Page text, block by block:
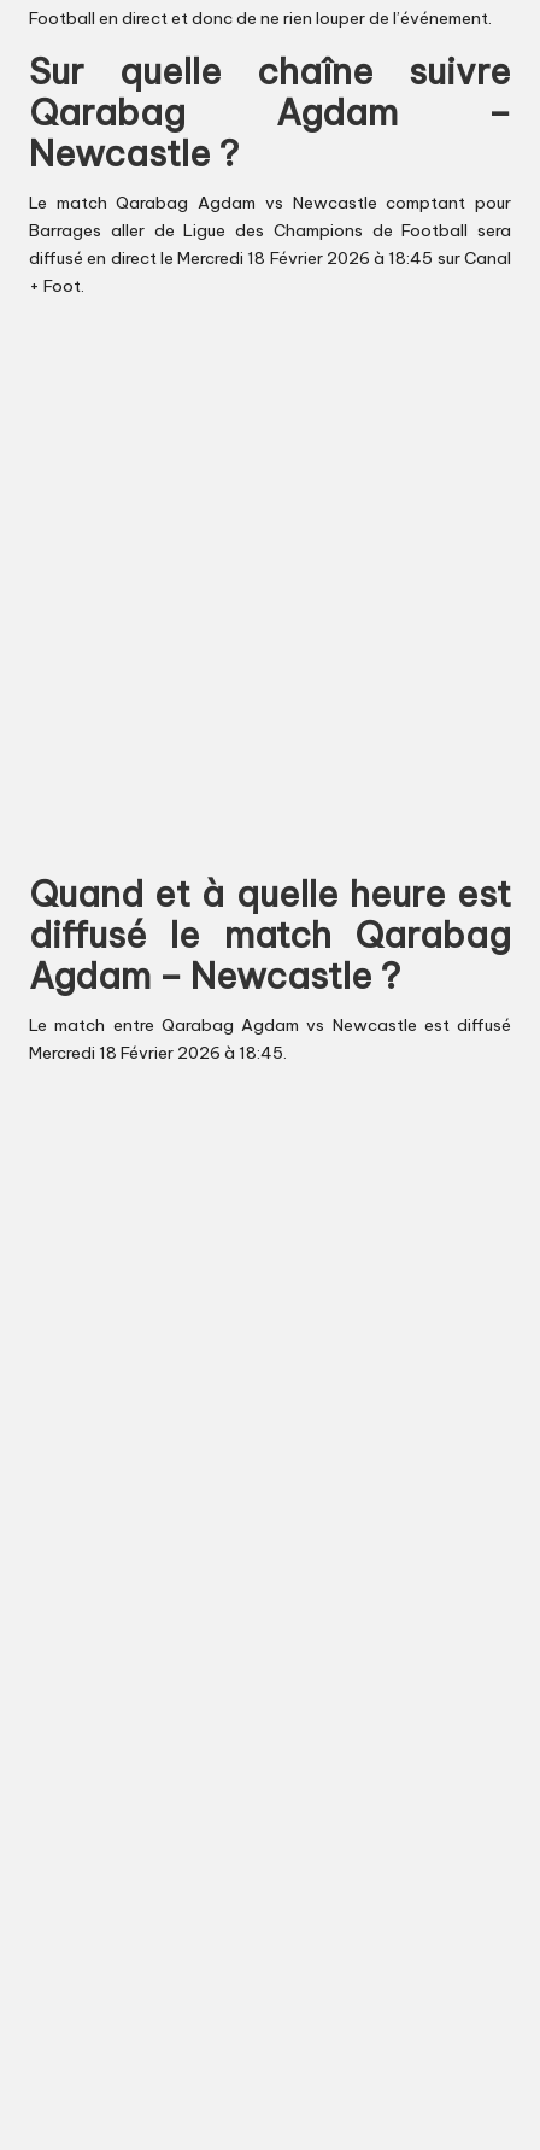
Football en direct et donc de ne rien louper de l’événement.
Sur quelle chaîne suivre
Qarabag Agdam –
Newcastle ?
Le match Qarabag Agdam vs Newcastle comptant pour
Barrages aller de Ligue des Champions de Football sera
diffusé en direct le Mercredi 18 Février 2026 à 18:45 sur Canal
+ Foot.
Quand et à quelle heure est
diffusé le match Qarabag
Agdam – Newcastle ?
Le match entre Qarabag Agdam vs Newcastle est diffusé
Mercredi 18 Février 2026 à 18:45.